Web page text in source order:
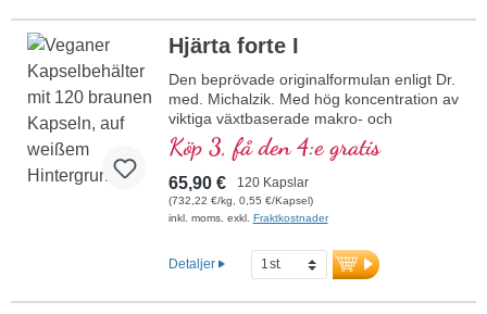
Hjärta forte I
Den beprövade originalformulan enligt Dr.
med. Michalzik. Med hög koncentration av
viktiga växtbaserade makro- och
mikronäringsämnen. Med värdefullt OPC,
Q10, rent trans-resveratrol, röd ginseng,
naturligt vitamin E och många fler viktiga
mikronäringsämnen. Optimalt
kompletterad med formulan Herz forte 2.
sedan 23 år, från egen produktion i
Tyskland av ett traditionsrikt
Köp 3, få den 4:e gratis
65,90 € 120 Kapslar
(732,22 €/kg, 0,55 €/Kapsel)
inkl. moms. exkl. Fraktkostnader
Detaljer